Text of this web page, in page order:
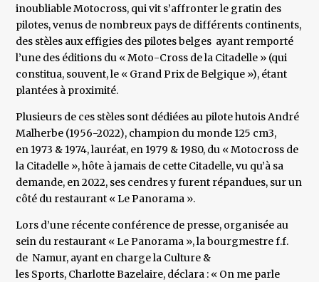
inoubliable Motocross, qui vit s’affronter le gratin des
pilotes, venus de nombreux pays de différents continents,
des stèles aux effigies des pilotes belges ayant remporté
l’une des éditions du « Moto-Cross de la Citadelle » (qui
constitua, souvent, le « Grand Prix de Belgique »), étant
plantées à proximité.
Plusieurs de ces stèles sont dédiées au pilote hutois André
Malherbe (1956-2022), champion du monde 125 cm3,
en 1973 & 1974, lauréat, en 1979 & 1980, du « Motocross de
la Citadelle », hôte à jamais de cette Citadelle, vu qu’à sa
demande, en 2022, ses cendres y furent répandues, sur un
côté du restaurant « Le Panorama ».
Lors d’une récente conférence de presse, organisée au
sein du restaurant « Le Panorama », la bourgmestre f.f.
de Namur, ayant en charge la Culture &
les Sports, Charlotte Bazelaire, déclara : « On me parle